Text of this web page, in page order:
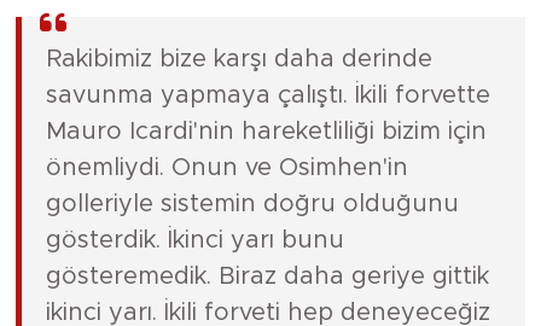
Rakibimiz bize karşı daha derinde
savunma yapmaya çalıştı. İkili forvette
Mauro Icardi'nin hareketliliği bizim için
önemliydi. Onun ve Osimhen'in
golleriyle sistemin doğru olduğunu
gösterdik. İkinci yarı bunu
gösteremedik. Biraz daha geriye gittik
ikinci yarı. İkili forveti hep deneyeceğiz